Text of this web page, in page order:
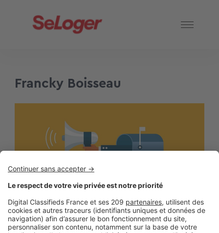
Francky Boisseau